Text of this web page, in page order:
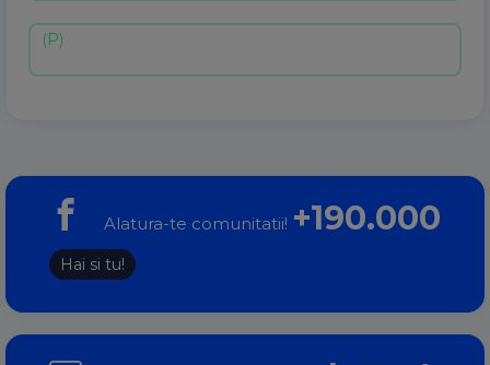
Alatura-te comunitatii! +190.000
Hai si tu!